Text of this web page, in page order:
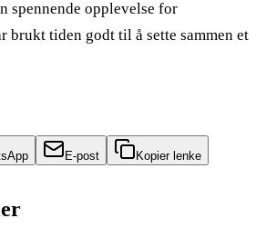
spennende opplevelse for
brukt tiden godt til å sette sammen et
E-post Kopier lenke